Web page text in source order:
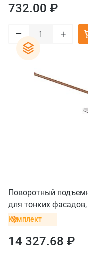
732.00 ₽
– +
Поворотный
для тонких
Комплект
14 327.68 ₽